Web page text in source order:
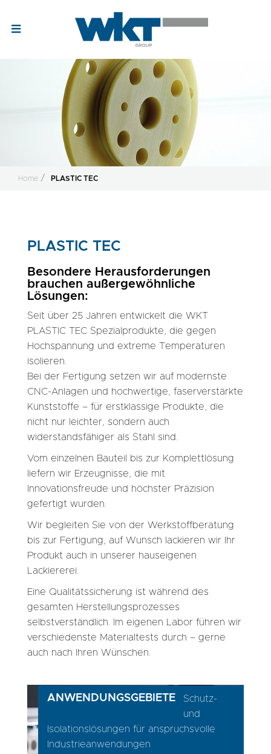
Home PLASTIC TEC
PLASTIC TEC
Besondere Herausforderungen
brauchen außergewöhnliche
Lösungen:
Seit über 25 Jahren entwickelt die WKT
PLASTIC TEC Spezialprodukte, die gegen
Hochspannung und extreme Temperaturen
isolieren.
Bei der Fertigung setzen wir auf modernste
CNC-Anlagen und hochwertige, faserverstärkte
Kunststoffe – für erstklassige Produkte, die
nicht nur leichter, sondern auch
widerstandsfähiger als Stahl sind.
Vom einzelnen Bauteil bis zur Komplettlösung
liefern wir Erzeugnisse, die mit
Innovationsfreude und höchster Präzision
gefertigt wurden.
Wir begleiten Sie von der Werkstoffberatung
bis zur Fertigung, auf Wunsch lackieren wir Ihr
Produkt auch in unserer hauseigenen
Lackiererei.
Eine Qualitätssicherung ist während des
gesamten Herstellungsprozesses
selbstverständlich. Im eigenen Labor führen wir
verschiedenste Materialtests durch – gerne
auch nach Ihren Wünschen.
ANWENDUNGSGEBIETE
Schutz-
und
Isolationslösungen für anspruchsvolle
Industrieanwendungen